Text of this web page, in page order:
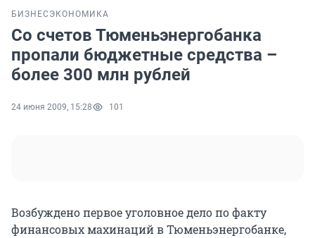
БИЗНЕС ЭКОНОМИКА
Со счетов Тюменьэнергобанка
пропали бюджетные средства –
более 300 млн рублей
24 июня 2009, 15:28 101
Возбуждено первое уголовное дело по факту
финансовых махинаций в Тюменьэнергобанке,